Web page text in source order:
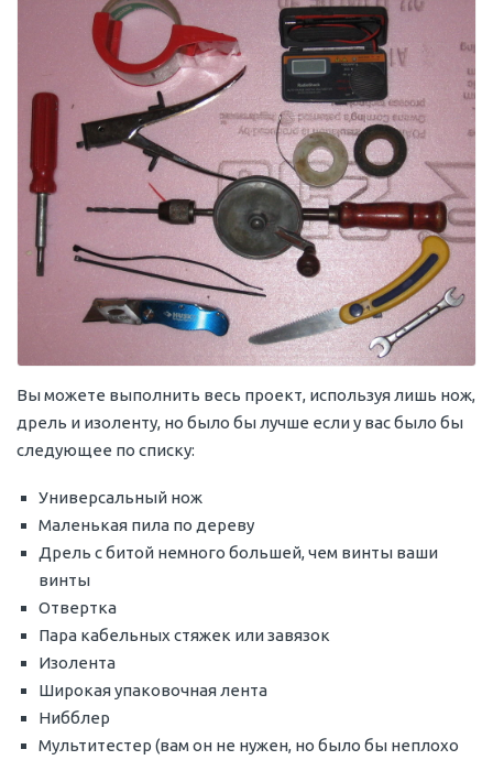
Вы можете выполнить весь проект, используя лишь нож,
дрель и изоленту, но было бы лучше если у вас было бы
следующее по списку:
Универсальный нож
Маленькая пила по дереву
Дрель с битой немного большей, чем винты ваши
винты
Отвертка
Пара кабельных стяжек или завязок
Изолента
Широкая упаковочная лента
Нибблер
Мультитестер (вам он не нужен, но было бы неплохо